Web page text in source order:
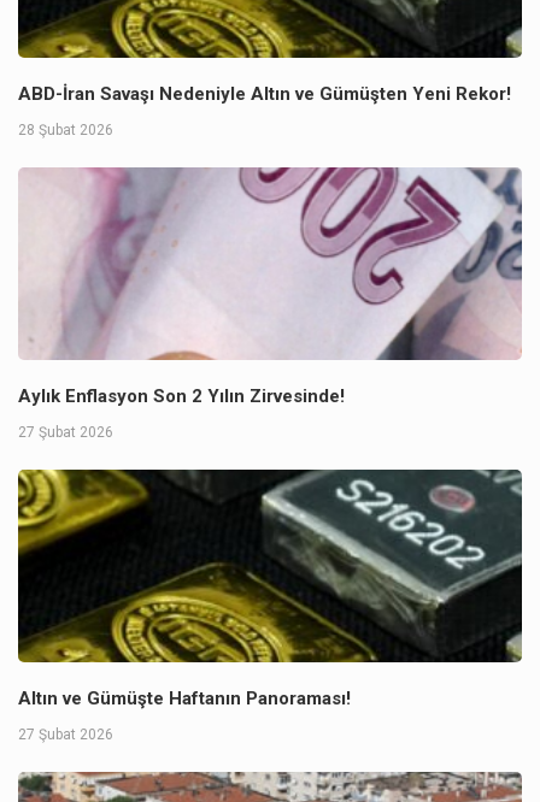
ABD-İran Savaşı Nedeniyle Altın ve Gümüşten Yeni Rekor!
28 Şubat 2026
Aylık Enflasyon Son 2 Yılın Zirvesinde!
27 Şubat 2026
Altın ve Gümüşte Haftanın Panoraması!
27 Şubat 2026